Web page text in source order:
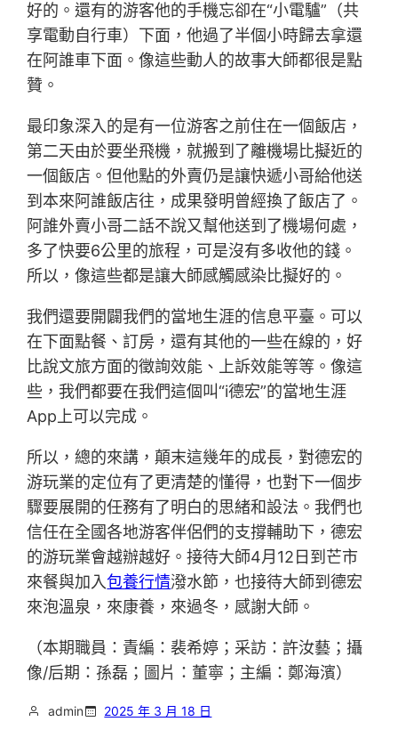
好的。還有的游客他的手機忘卻在“小電驢”（共
享電動自行車）下面，他過了半個小時歸去拿還
在阿誰車下面。像這些動人的故事大師都很是點
贊。
最印象深入的是有一位游客之前住在一個飯店，
第二天由於要坐飛機，就搬到了離機場比擬近的
一個飯店。但他點的外賣仍是讓快遞小哥給他送
到本來阿誰飯店往，成果發明曾經換了飯店了。
阿誰外賣小哥二話不說又幫他送到了機場何處，
多了快要6公里的旅程，可是沒有多收他的錢。
所以，像這些都是讓大師感觸感染比擬好的。
我們還要開闢我們的當地生涯的信息平臺。可以
在下面點餐、訂房，還有其他的一些在線的，好
比說文旅方面的徵詢效能、上訴效能等等。像這
些，我們都要在我們這個叫“i德宏”的當地生涯
App上可以完成。
所以，總的來講，顛末這幾年的成長，對德宏的
游玩業的定位有了更清楚的懂得，也對下一個步
驟要展開的任務有了明白的思緒和設法。我們也
信任在全國各地游客伴侶們的支撐輔助下，德宏
的游玩業會越辦越好。接待大師4月12日到芒市
來餐與加入包養行情潑水節，也接待大師到德宏
來泡溫泉，來康養，來過冬，感謝大師。
（本期職員：責編：裴希婷；采訪：許汝藝；攝
像/后期：孫磊；圖片：董寧；主編：鄭海濱）
admin 2025 年 3 月 18 日